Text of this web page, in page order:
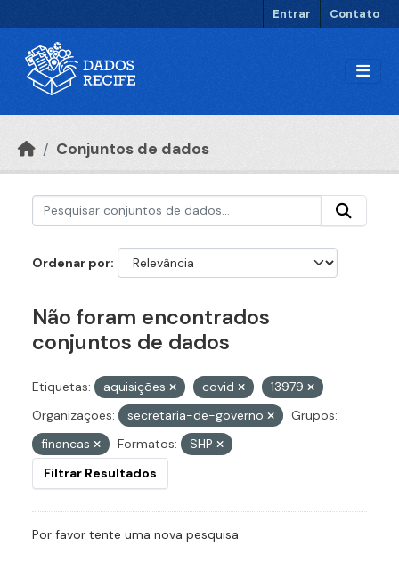
Entrar Contato
Conjuntos de dados
Ordenar por
Não foram encontrados
conjuntos de dados
Etiquetas: aquisições covid
13979
Organizações:
secretaria-de-governo
Grupos:
financas
Formatos:
SHP
Filtrar Resultados
Por favor tente uma nova pesquisa.